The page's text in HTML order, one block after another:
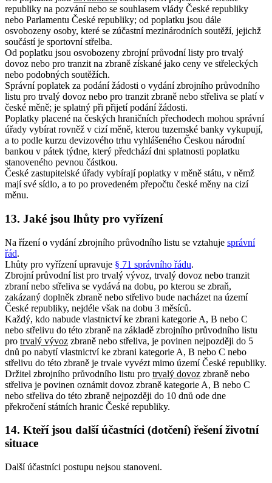
republiky na pozvání nebo se souhlasem vlády České republiky
nebo Parlamentu České republiky; od poplatku jsou dále
osvobozeny osoby, které se zúčastní mezinárodních soutěží, jejichž
součástí je sportovní střelba.
Od poplatku jsou osvobozeny zbrojní průvodní listy pro trvalý
dovoz nebo pro tranzit na zbraně získané jako ceny ve střeleckých
nebo podobných soutěžích.
Správní poplatek za podání žádosti o vydání zbrojního průvodního
listu pro trvalý dovoz nebo pro tranzit zbraně nebo střeliva se platí v
české měně; je splatný při přijetí podání žádosti.
Poplatky placené na českých hraničních přechodech mohou správní
úřady vybírat rovněž v cizí měně, kterou tuzemské banky vykupují,
a to podle kurzu devizového trhu vyhlášeného Českou národní
bankou v pátek týdne, který předchází dni splatnosti poplatku
stanoveného pevnou částkou.
České zastupitelské úřady vybírají poplatky v měně státu, v němž
mají své sídlo, a to po provedeném přepočtu české měny na cizí
měnu.
13. Jaké jsou lhůty pro vyřízení
Na řízení o vydání zbrojního průvodního listu se vztahuje správní
řád.
Lhůty pro vyřízení upravuje § 71 správního řádu.
Zbrojní průvodní list pro trvalý vývoz, trvalý dovoz nebo tranzit
zbraní nebo střeliva se vydává na dobu, po kterou se zbraň,
zakázaný doplněk zbraně nebo střelivo bude nacházet na území
České republiky, nejdéle však na dobu 3 měsíců.
Každý, kdo nabude vlastnictví ke zbrani kategorie A, B nebo C
nebo střelivu do této zbraně na základě zbrojního průvodního listu
pro trvalý vývoz zbraně nebo střeliva, je povinen nejpozději do 5
dnů po nabytí vlastnictví ke zbrani kategorie A, B nebo C nebo
střelivu do této zbraně je trvale vyvézt mimo území České republiky.
Držitel zbrojního průvodního listu pro trvalý dovoz zbraně nebo
střeliva je povinen oznámit dovoz zbraně kategorie A, B nebo C
nebo střeliva do této zbraně nejpozději do 10 dnů ode dne
překročení státních hranic České republiky.
14. Kteří jsou další účastníci (dotčení) řešení životní
situace
Další účastníci postupu nejsou stanoveni.